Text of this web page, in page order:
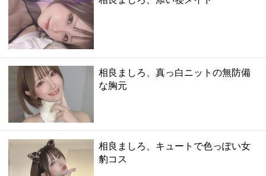
相良ましろ、真っ白ニットの無防備
な胸元
相良ましろ、キュートで色っぽい女
豹コス